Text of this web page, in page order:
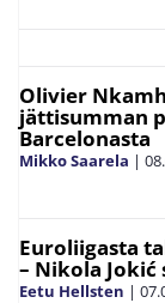
Olivier
jättisumman
Barcelonasta
Mikko Saarela |
Euroliigasta
– Nikola Jokić
Eetu Hellsten |